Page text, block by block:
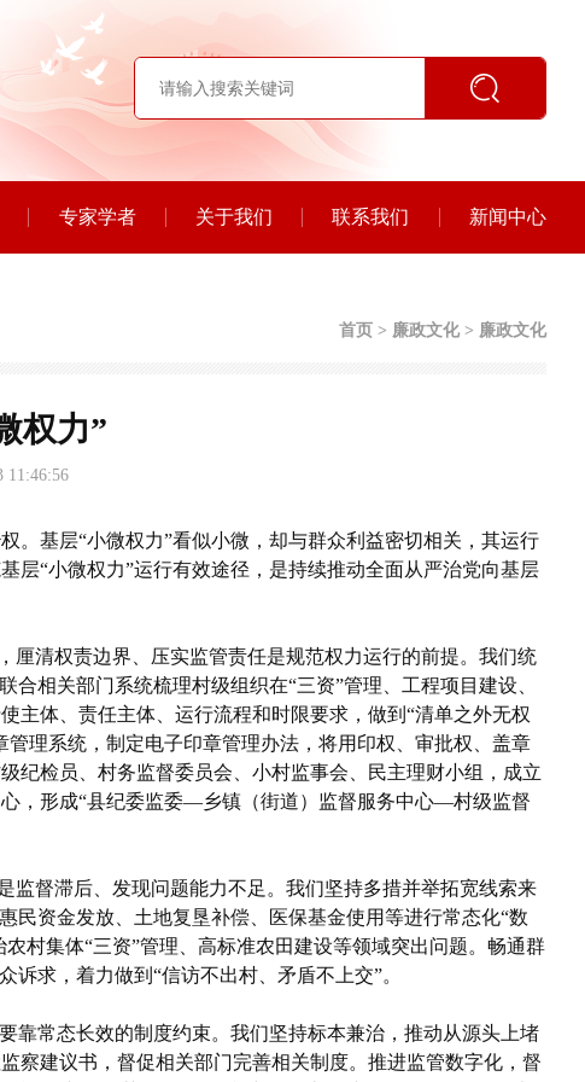
专家学者 关于我们 联系我们 新闻中心
首页 > 廉政文化 > 廉政文化
权力”
11:46:56
。基层“小微权力”看似小微，却与群众利益密切相关，其运行
层“小微权力”运行有效途径，是持续推动全面从严治党向基层
厘清权责边界、压实监管责任是规范权力运行的前提。我们统
相关部门系统梳理村级组织在“三资”管理、工程项目建设、
主体、责任主体、运行流程和时限要求，做到“清单之外无权
理系统，制定电子印章管理办法，将用印权、审批权、盖章
纪检员、村务监督委员会、小村监事会、民主理财小组，成立
，形成“县纪委监委—乡镇（街道）监督服务中心—村级监督
监督滞后、发现问题能力不足。我们坚持多措并举拓宽线索来
民资金发放、土地复垦补偿、医保基金使用等进行常态化“数
村集体“三资”管理、高标准农田建设等领域突出问题。畅通群
求，着力做到“信访不出村、矛盾不上交”。
靠常态长效的制度约束。我们坚持标本兼治，推动从源头上堵
察建议书，督促相关部门完善相关制度。推进监管数字化，督